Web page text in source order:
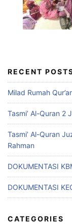
RECENT
Milad Rumah
Tasmi’ Al-Quran 2
Tasmi’ Al-Quran
Rahman
DOKUMENTASI
DOKUMENTASI
CATEGORIES